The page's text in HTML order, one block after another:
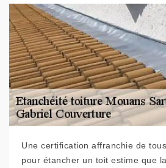
Une certification affranchie de
pour étancher un toit estime que